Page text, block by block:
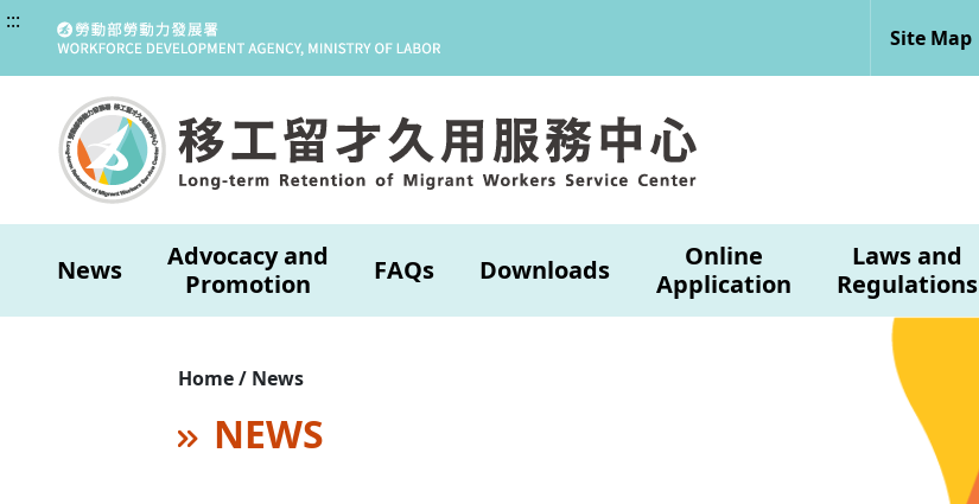
:::
Site Map
News
Advocacy and
Promotion
FAQs Downloads
Online
Application
Laws and
Regulations
Home / News
NEWS